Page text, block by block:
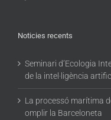
Noticies recents
Seminari d’Ecologia
de la intel·ligència
La processó marítima
omplir la Barceloneta